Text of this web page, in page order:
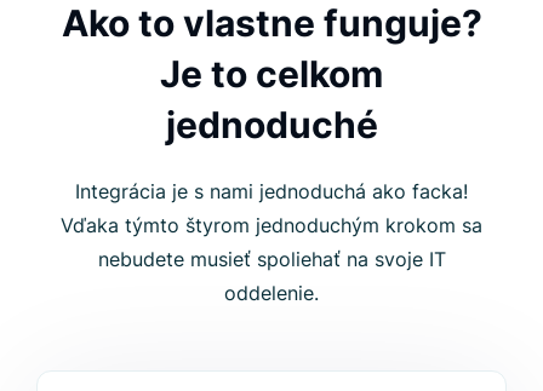
Ako to vlastne funguje?
Je to celkom
jednoduché
Integrácia je s nami jednoduchá ako facka!
Vďaka týmto štyrom jednoduchým krokom sa
nebudete musieť spoliehať na svoje IT
oddelenie.